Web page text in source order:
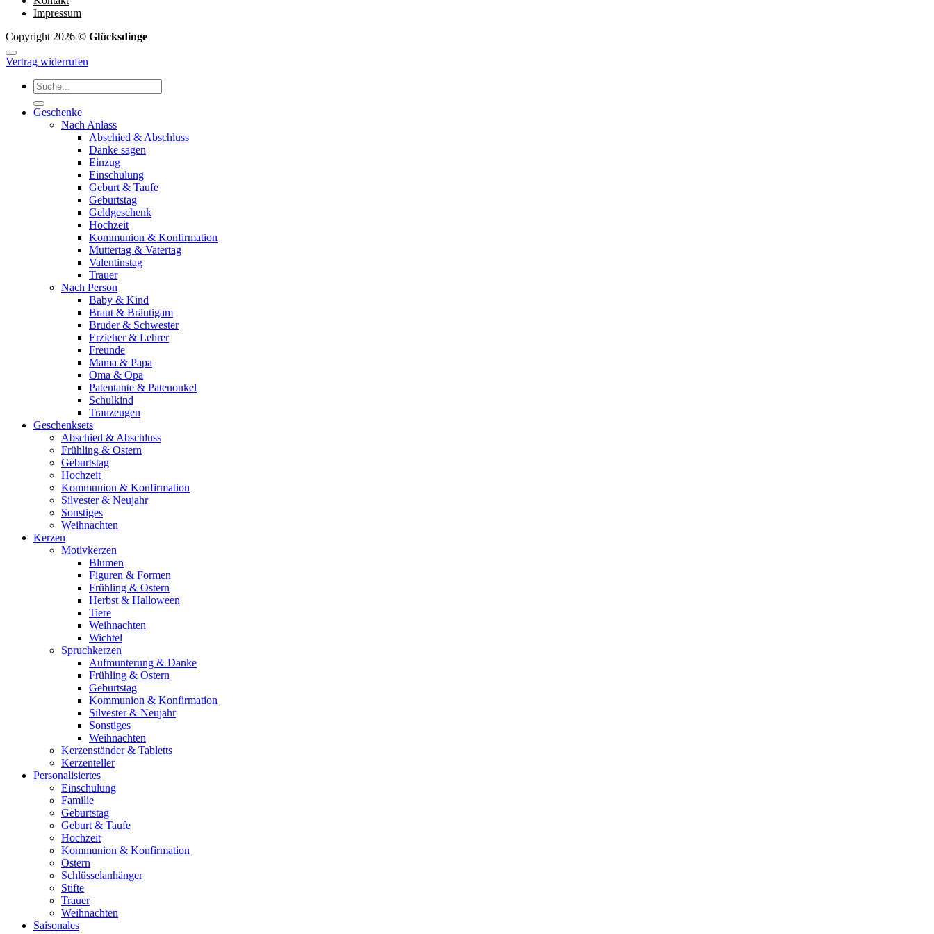
Impressum
Copyright 2026 © Glücksdinge
Vertrag widerrufen
Suchen
nach:
Geschenke
Nach Anlass
Abschied & Abschluss
Danke sagen
Einzug
Einschulung
Geburt & Taufe
Geburtstag
Geldgeschenk
Hochzeit
Kommunion & Konfirmation
Muttertag & Vatertag
Valentinstag
Trauer
Nach Person
Baby & Kind
Braut & Bräutigam
Bruder & Schwester
Erzieher & Lehrer
Freunde
Mama & Papa
Oma & Opa
Patentante & Patenonkel
Schulkind
Trauzeugen
Geschenksets
Abschied & Abschluss
Frühling & Ostern
Geburtstag
Hochzeit
Kommunion & Konfirmation
Silvester & Neujahr
Sonstiges
Weihnachten
Kerzen
Motivkerzen
Blumen
Figuren & Formen
Frühling & Ostern
Herbst & Halloween
Tiere
Weihnachten
Wichtel
Spruchkerzen
Aufmunterung & Danke
Frühling & Ostern
Geburtstag
Kommunion & Konfirmation
Silvester & Neujahr
Sonstiges
Weihnachten
Kerzenständer & Tabletts
Kerzenteller
Personalisiertes
Einschulung
Familie
Geburtstag
Geburt & Taufe
Hochzeit
Kommunion & Konfirmation
Ostern
Schlüsselanhänger
Stifte
Trauer
Weihnachten
Saisonales